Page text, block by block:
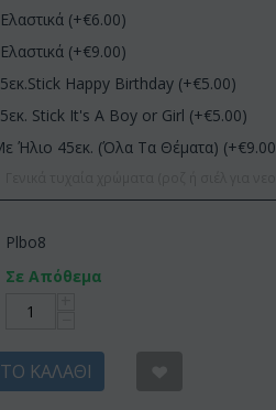
(+€6.00)
(+€9.00)
Happy Birthday (+€5.00)
Stick It's A Boy or Girl (+€5.00)
Ήλιο 45εκ. (Όλα Τα Θέματα) (+€9.00
Plbo8
Σε Απόθεμα
ΚΑΛΆΘΙ